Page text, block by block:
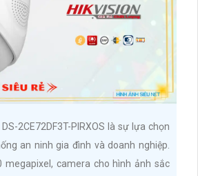
2CE72DF3T-PIRXOS là sự lựa chọn
an ninh gia đình và doanh nghiệp.
megapixel, camera cho hình ảnh sắc